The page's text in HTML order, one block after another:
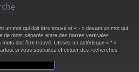
un mot qui doit être trouvé et « - » devant un mot qui
de mots séparés entre des barres verticales
doit être trouvé. Utilisez un astérisque « * »
si vous souhaitez effectuer des recherches